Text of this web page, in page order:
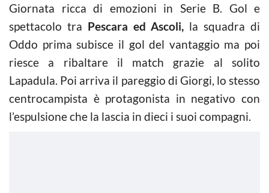
Giornata ricca di emozioni in Serie B. Gol e
spettacolo tra Pescara ed Ascoli, la squadra di
Oddo prima subisce il gol del vantaggio ma poi
riesce a ribaltare il match grazie al solito
Lapadula. Poi arriva il pareggio di Giorgi, lo stesso
centrocampista è protagonista in negativo con
l’espulsione che la lascia in dieci i suoi compagni.